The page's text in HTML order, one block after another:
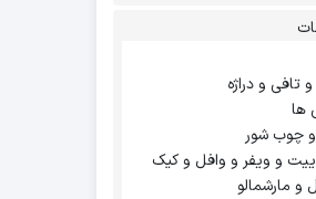
و تافی و دراژه
ها
چوب شور
و ویفر و وافل و کیک
و مارشمالو